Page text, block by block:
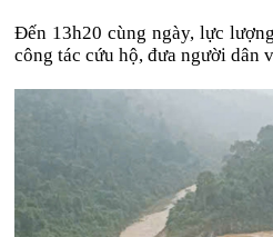
Đến 13h20 cùng ngày, lực
công tác cứu hộ, đưa người dân